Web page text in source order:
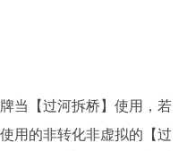
当【过河拆桥】使用，若
用的非转化非虚拟的【过